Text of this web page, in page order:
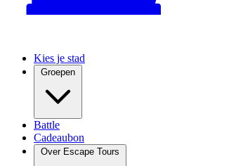
Kies je stad
Groepen
Battle
Cadeaubon
Over Escape Tours